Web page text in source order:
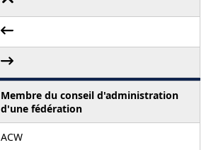
Membre du conseil d'administration
d'une fédération
ACW